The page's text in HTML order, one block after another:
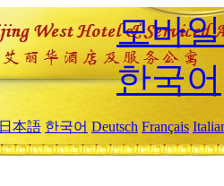
모바
한국어
日本語 한국어 Deutsch Français